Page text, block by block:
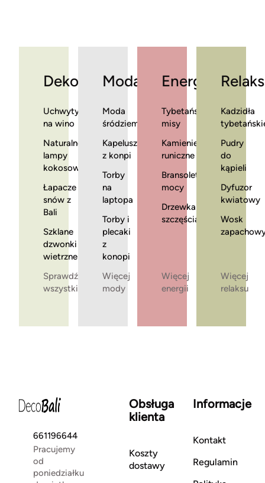
Dekoracje
Uchwyty
na wino
Naturalne
lampy
kokosowe
Łapacze
snów z
Bali
Szklane
dzwonki
wietrzne
Sprawdź
wszystkie
Moda
Moda
śródziemnomorska
Kapelusze
z konpi
Torby
na
laptopa
Torby i
plecaki
z
konopi
Więcej
mody
Energia
Tybetańskie
misy
Kamienie
runiczne
Bransoletki
mocy
Drzewka
szczęścia
Więcej
energii
Relaks
Kadzidła
Pudry
do
kąpieli
Dyfuzor
kwiatowy
Wosk
Więcej
relaksu
661196644
Pracujemy
od
poniedziałku
Obsługa
klienta
Koszty
dostawy
Informacje
Kontakt
Regulamin